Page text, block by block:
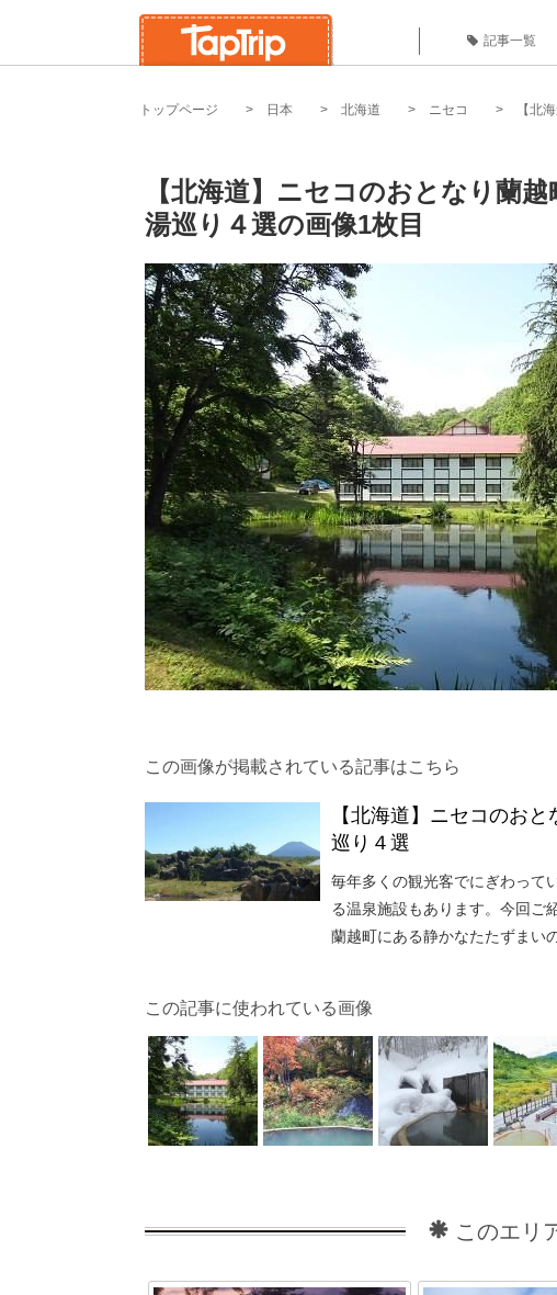
記事一覧
トップページ 日本 北海道 ニセコ 【北
【北海道】ニセコのおとなり蘭
湯巡り４選の画像1枚目
この画像が掲載されている記事はこちら
【北海道】ニセコのお
巡り４選
毎年多くの観光客でにぎわって
る温泉施設もあります。今回ご
蘭越町にある静かなたたずまい
この記事に使われている画像
このエリ